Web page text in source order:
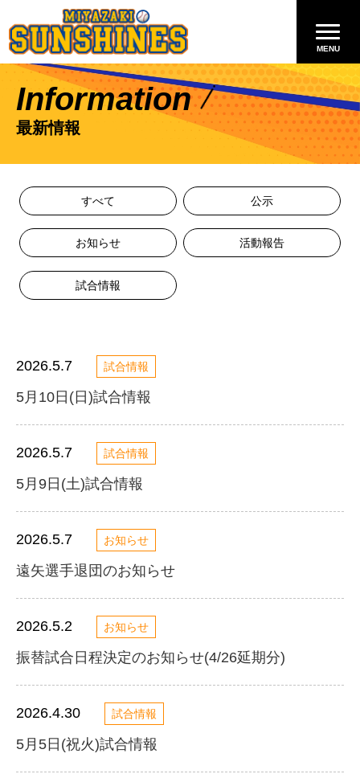
Information
最新情報
すべて 公示
お知らせ 活動報告
試合情報
2026.5.7 試合情報
5月10日(日)試合情報
2026.5.7 試合情報
5月9日(土)試合情報
2026.5.7 お知らせ
遠矢選手退団のお知らせ
2026.5.2 お知らせ
振替試合日程決定のお知らせ(4/26延期分)
2026.4.30 試合情報
5月5日(祝火)試合情報